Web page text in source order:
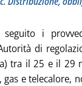
seguito i
di
tra il 25 e il 29
e telecalore,